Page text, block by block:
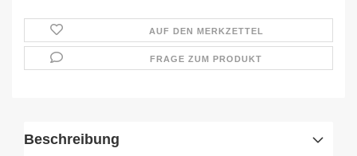
AUF DEN MERKZETTEL
FRAGE ZUM PRODUKT
Beschreibung